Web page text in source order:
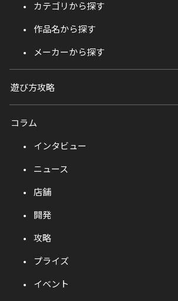
カテゴリから探す
作品名から探す
メーカーから探す
遊び方攻略
コラム
インタビュー
ニュース
店舗
開発
攻略
プライズ
イベント